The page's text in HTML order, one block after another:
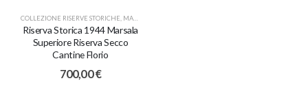
COLLEZIONE RISERVE STORICHE MARSALA
Riserva Storica 1944 Marsala
Superiore Riserva Secco
Cantine Florio
700,00€